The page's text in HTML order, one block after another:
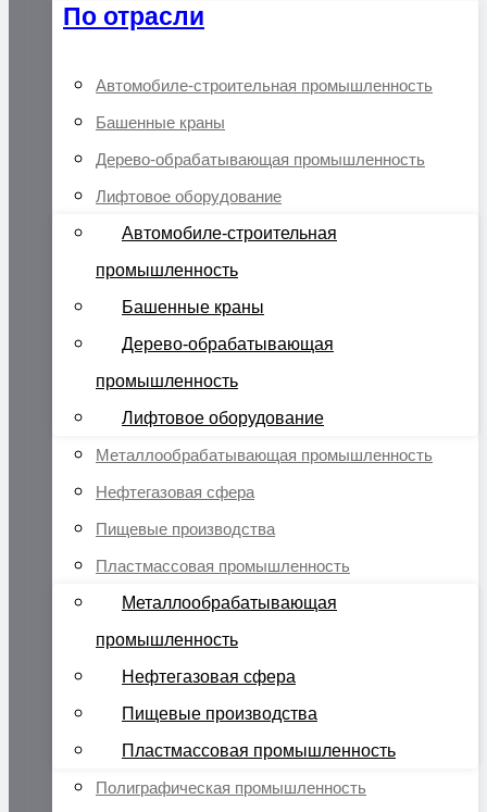
По отрасли
Автомобиле-строительная промышленность
Башенные краны
Дерево-обрабатывающая промышленность
Лифтовое оборудование
Автомобиле-строительная
промышленность
Башенные краны
Дерево-обрабатывающая
промышленность
Лифтовое оборудование
Металлообрабатывающая промышленность
Нефтегазовая сфера
Пищевые производства
Пластмассовая промышленность
Металлообрабатывающая
промышленность
Нефтегазовая сфера
Пищевые производства
Пластмассовая промышленность
Полиграфическая промышленность